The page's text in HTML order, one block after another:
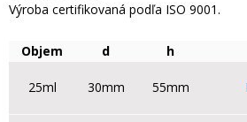
Výroba certifikovaná podľa ISO 9001.
Objem d h
25ml 30mm 55mm